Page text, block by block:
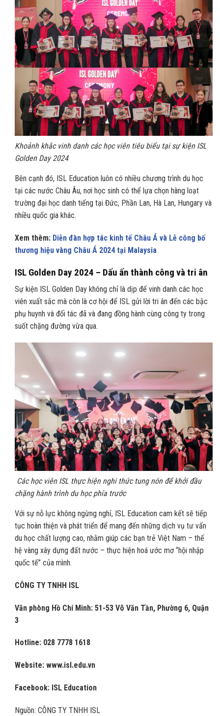
Khoảnh khắc vinh danh các học viên tiêu biểu tại sự kiện ISL
Golden Day 2024
Bên cạnh đó, ISL Education luôn có nhiều chương trình du học
tại các nước Châu Âu, nơi học sinh có thể lựa chọn hàng loạt
trường đại học danh tiếng tại Đức, Phần Lan, Hà Lan, Hungary và
nhiều quốc gia khác.
Xem thêm: Diễn đàn hợp tác kinh tế Châu Á và Lễ công bố
thương hiệu vàng Châu Á 2024 tại Malaysia
ISL Golden Day 2024 – Dấu ấn thành công và tri ân
Sự kiện ISL Golden Day không chỉ là dịp để vinh danh các học
viên xuất sắc mà còn là cơ hội để ISL gửi lời tri ân đến các bậc
phụ huynh và đối tác đã và đang đồng hành cùng công ty trong
suốt chặng đường vừa qua.
Các học viên ISL thực hiện nghi thức tung nón để khởi đầu
chặng hành trình du học phía trước
Với sự nỗ lực không ngừng nghỉ, ISL Education cam kết sẽ tiếp
tục hoàn thiện và phát triển để mang đến những dịch vụ tư vấn
du học chất lượng cao, nhằm giúp các bạn trẻ Việt Nam – thế
hệ vàng xây dựng đất nước – thực hiện hoá ước mơ “hội nhập
quốc tế” của mình.
CÔNG TY TNHH ISL
Văn phòng Hồ Chí Minh: 51-53 Võ Văn Tần, Phường 6, Quận
3
Hotline: 028 7778 1618
Website: www.isl.edu.vn
Facebook: ISL Education
Nguồn: CÔNG TY TNHH ISL